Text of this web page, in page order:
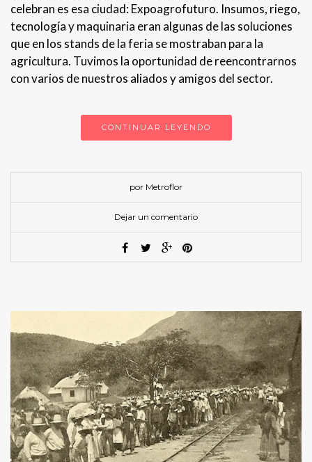
celebran es esa ciudad: Expoagrofuturo. Insumos, riego,
tecnología y maquinaria eran algunas de las soluciones
que en los stands de la feria se mostraban para la
agricultura. Tuvimos la oportunidad de reencontrarnos
con varios de nuestros aliados y amigos del sector.
CONTINUAR LEYENDO
por Metroflor
Dejar un comentario